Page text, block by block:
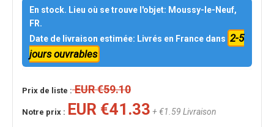
En stock. Lieu où se trouve l'objet: Moussy-le-Neuf,
FR.
Date de livraison estimée: Livrés en France dans 2-5
jours ouvrables
Prix de liste :EUR €59.10
Notre prix : EUR €41.33 + €1.59 Livraison